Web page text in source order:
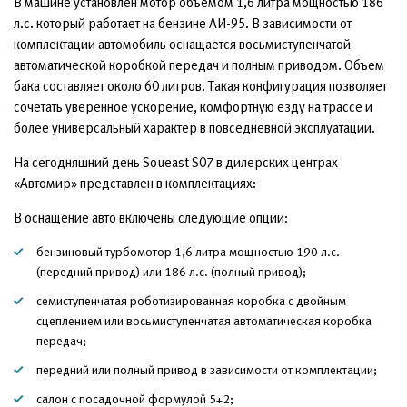
л.с. который работает на бензине АИ-95. В зависимости от
комплектации автомобиль оснащается восьмиступенчатой
автоматической коробкой передач и полным приводом. Объем
бака составляет около 60 литров. Такая конфигурация позволяет
сочетать уверенное ускорение, комфортную езду на трассе и
более универсальный характер в повседневной эксплуатации.
На сегодняшний день Soueast S07 в дилерских центрах
«Автомир» представлен в комплектациях:
В оснащение авто включены следующие опции:
бензиновый турбомотор 1,6 литра мощностью 190 л.с.
(передний привод) или 186 л.с. (полный привод);
семиступенчатая роботизированная коробка с двойным
сцеплением или восьмиступенчатая автоматическая коробка
передач;
передний или полный привод в зависимости от комплектации;
салон с посадочной формулой 5+2;